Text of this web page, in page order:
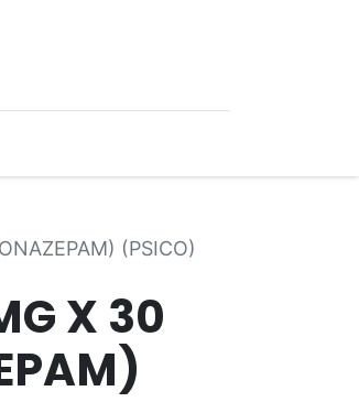
(PSICO)
X 30